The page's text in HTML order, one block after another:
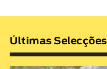
Últimas Selecções